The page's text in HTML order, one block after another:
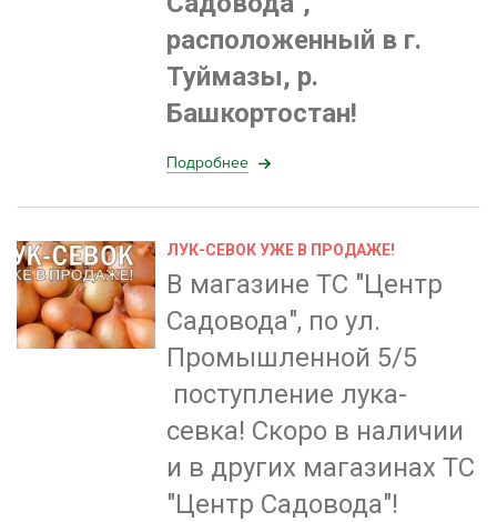
расположенный в г.
Туймазы, р.
Башкортостан!
Подробнее
ЛУК-СЕВОК УЖЕ В ПРОДАЖЕ!
В магазине ТС "Центр
Садовода", по ул.
Промышленной 5/5
поступление лука-
севка! Скоро в наличии
и в других магазинах ТС
"Центр Садовода"!